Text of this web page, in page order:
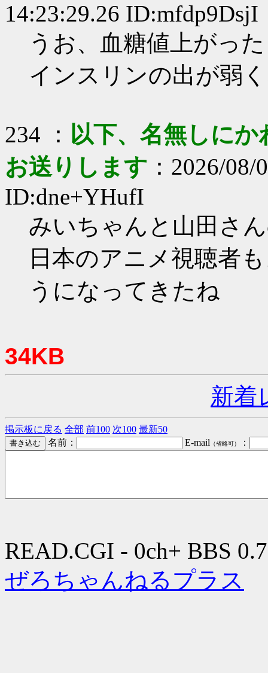
14:23:29.26 ID:mfdp9DsjI
うお、血糖値上がっ
インスリンの出が弱
234 ： 以下、名無しに
お送りします ：2026/
ID:dne+YHufI
みいちゃんと山田さ
日本のアニメ視聴者
うになってきたね
34KB
新着
掲示板に戻る 全部 前100 次100 最新50
名前：
E-mail （省略可） ：
READ.CGI - 0ch+ BBS
ぜろちゃんねるプラス